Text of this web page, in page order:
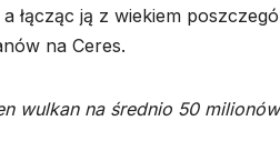
łącząc ją z wiekiem
na Ceres.
wulkan na średnio 50